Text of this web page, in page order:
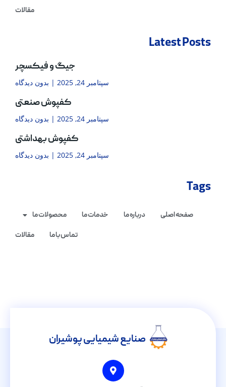
مقالات
Latest Posts
جیگ و فیکسچر
سپتامبر 24, 2025 بدون دیدگاه
کفپوش صنعتی
سپتامبر 24, 2025 بدون دیدگاه
کفپوش بهداشتی
سپتامبر 24, 2025 بدون دیدگاه
Tags
صفحه اصلی درباره ما خدمات ما
محصولات ما
تماس با ما
مقالات
صنایع شیمیایی پوشیران